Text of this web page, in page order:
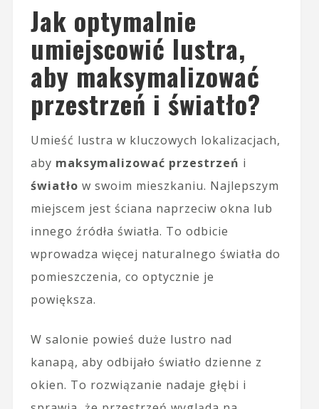
Jak optymalnie
umiejscowić lustra,
aby maksymalizować
przestrzeń i światło?
Umieść lustra w kluczowych lokalizacjach,
aby maksymalizować przestrzeń i
światło w swoim mieszkaniu. Najlepszym
miejscem jest ściana naprzeciw okna lub
innego źródła światła. To odbicie
wprowadza więcej naturalnego światła do
pomieszczenia, co optycznie je
powiększa.
W salonie powieś duże lustro nad
kanapą, aby odbijało światło dzienne z
okien. To rozwiązanie nadaje głębi i